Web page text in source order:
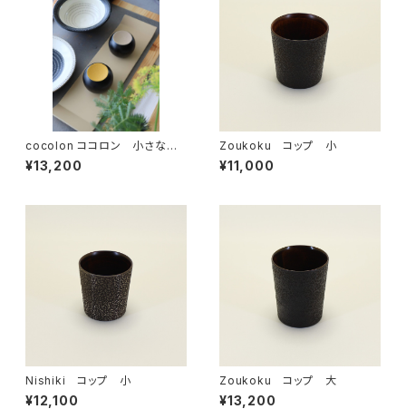
cocolon ココロン 小さな丸
い漆器 4個セット [緑・紫・黄・
白]
¥13,200
Zoukoku コップ 小
¥11,000
Nishiki コップ 小
¥12,100
Zoukoku コップ 大
¥13,200